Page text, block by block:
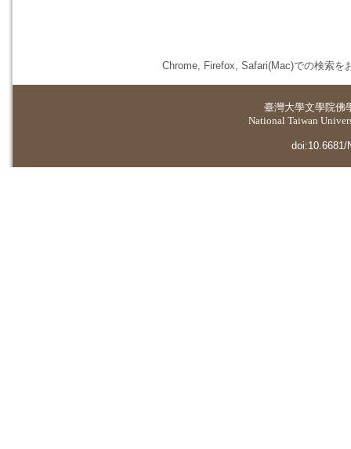
Chrome, Firefox, Safari(Mac)での検索を
臺灣大學文學院佛
National Taiwan
doi:10.6681/